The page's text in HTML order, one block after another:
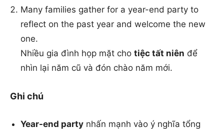
Many families gather for a year-end party to
reflect on the past year and welcome the new
one.
Nhiều gia đình họp mặt cho tiệc tất niên để
nhìn lại năm cũ và đón chào năm mới.
Ghi chú
Year-end party nhấn mạnh vào ý nghĩa tổng